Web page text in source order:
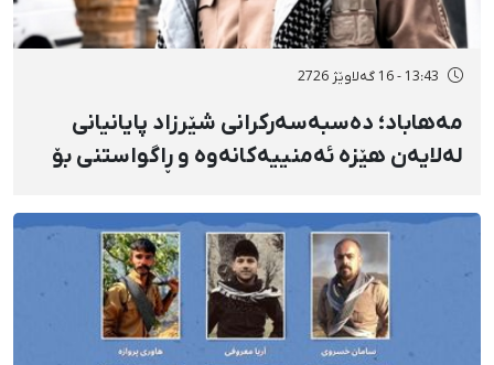
13:43 - 16 گەلاوێژ 2726
مەهاباد؛ دەسبەسەرکرانی شێرزاد پایانیانی
لەلایەن هێزە ئەمنییەکانەوە و ڕاگواستنی بۆ